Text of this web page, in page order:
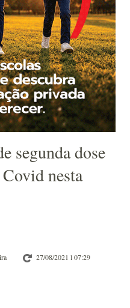
segunda dose
nesta
27/08/2021 l 07:29